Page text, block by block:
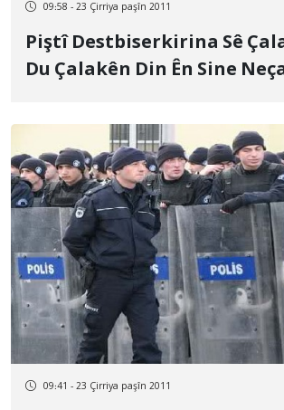
09:58 - 23 Çirriya paşîn 2011
Piştî Destbiserkirina Sê
Du Çalakên Din Ên Sine
09:41 - 23 Çirriya paşîn 2011